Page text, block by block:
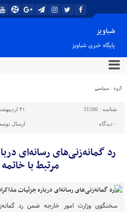
شباویز
پایگاه خبری شباویز
گروه : سیاسی
شناسه : 31586 ۳۱ اردیبهشت ۱۴۰۵ - ۲۲:۲۱
۰ دیدگاه ارسال
رد گمانه‌زنی‌های رسانه‌ای
مرتبط با
سخنگوی وزارت امور خارجه ضمن رد